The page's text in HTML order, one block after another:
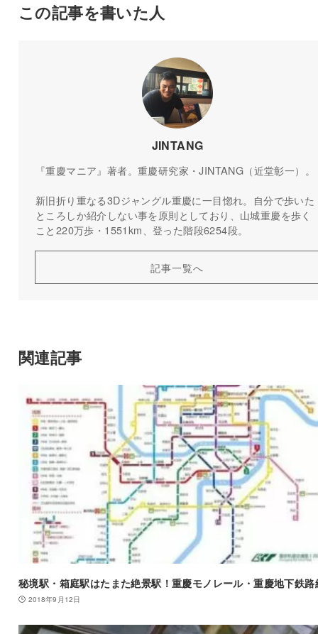
この記事を書いた人
JINTANG
『重慶マニア』著者。重慶研究家・JINTANG（近堂彰一）。
新旧折り重なる3Dジャングル重慶に一目惚れ。自分で歩いた
ところしか紹介しない事を原則としており、山城重慶を歩く
こと220万歩・1551km、登った階段6254段。
記事一覧へ
関連記事
秘境駅・箱庭駅はたまた絶景駅！重慶モノレール・重慶地下鉄路
2018年9月12日